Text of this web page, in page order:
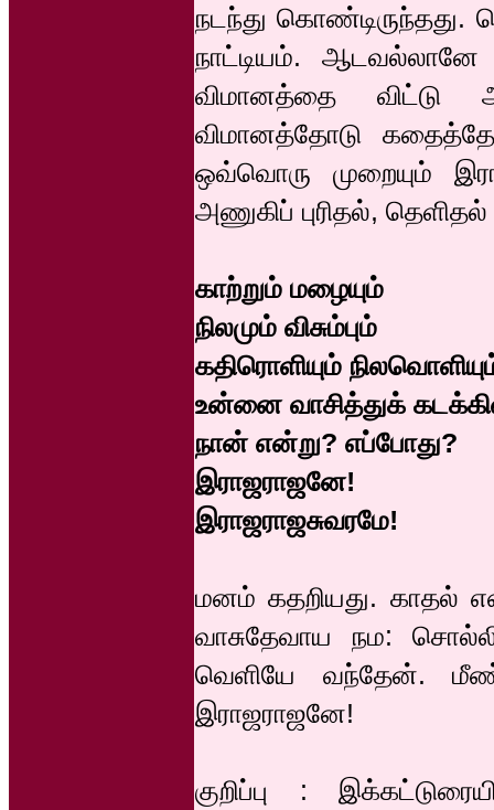
நடந்து கொண்டிருந்தது.
நாட்டியம். ஆடவல்லானே
விமானத்தை விட்டு
விமானத்தோடு
ஒவ்வொரு முறையும்
அணுகிப் புரிதல்,
காற்றும் மழையும்
நிலமும் விசும்பும்
கதிரொளியும்
உன்னை வாசித்துக்
நான் என்று? எப்போது?
இராஜராஜனே!
இராஜராஜசுவரமே!
மனம் கதறியது. காதல்
வாசுதேவாய நம:
வெளியே வந்தேன்.
இராஜராஜனே!
குறிப்பு :